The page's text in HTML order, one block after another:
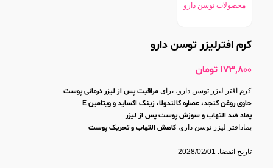
محصولات توسن دارو
کرم افترلیزر توسن دارو
173,800 تومان
کرم افتر لیزر توسن دارو، برای مراقبت پس از لیزر درمانی پوست
حاوی روغن کنجد، عصاره کالندولا، زینک اکساید و ویتامین E
پماد ضد التهاب و سوزش پوست پس از لیزر
پمادافتر لیزر توسن دارو، کاهش التهاب و تحریک پوست
کرم افتر لیزر توسن دارو
تاریخ انقضا: 2028/02/01